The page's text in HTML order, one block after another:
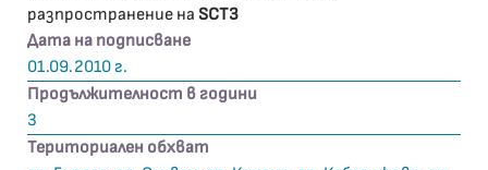
разпространение на SCT3
Дата на подписване
01.09.2010 г.
Продължителност в години
3
Териториален обхват